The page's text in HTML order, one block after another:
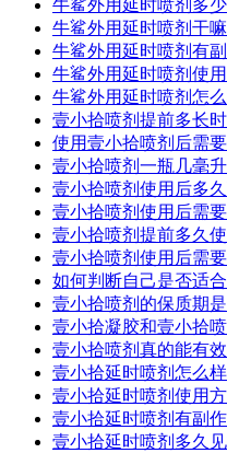
牛鲨外用延时喷剂多
牛鲨外用延时喷剂干
牛鲨外用延时喷剂有
牛鲨外用延时喷剂使
牛鲨外用延时喷剂怎
壹小拾喷剂提前多长
使用壹小拾喷剂后需
壹小拾喷剂一瓶几毫
壹小拾喷剂使用后多
壹小拾喷剂使用后需
壹小拾喷剂提前多久
壹小拾喷剂使用后需
如何判断自己是否适
壹小拾喷剂的保质期是
壹小拾凝胶和壹小拾
壹小拾喷剂真的能有
壹小拾延时喷剂怎么样
壹小拾延时喷剂使用
壹小拾延时喷剂有副
壹小拾延时喷剂多久